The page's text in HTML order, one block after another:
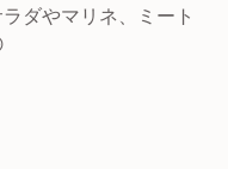
ダやマリネ、ミート